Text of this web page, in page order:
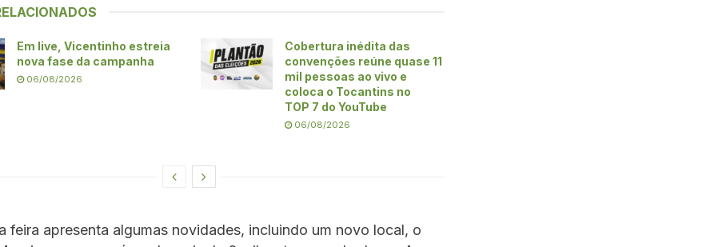
Em live, Vicentinho estreia
nova fase da campanha
06/08/2026
Cobertura inédita das
convenções reúne quase 11
mil pessoas ao vivo e
coloca o Tocantins no
TOP 7 do YouTube
06/08/2026
feira apresenta algumas novidades, incluindo um novo local, o